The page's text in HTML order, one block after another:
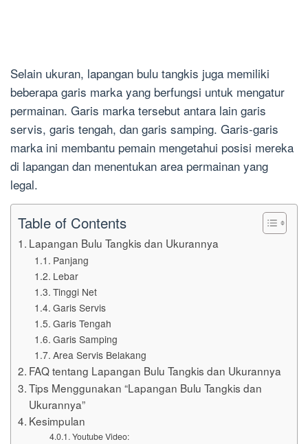
Selain ukuran, lapangan bulu tangkis juga memiliki
beberapa garis marka yang berfungsi untuk mengatur
permainan. Garis marka tersebut antara lain garis
servis, garis tengah, dan garis samping. Garis-garis
marka ini membantu pemain mengetahui posisi mereka
di lapangan dan menentukan area permainan yang
legal.
Table of Contents
Lapangan Bulu Tangkis dan Ukurannya
Panjang
Lebar
Tinggi Net
Garis Servis
Garis Tengah
Garis Samping
Area Servis Belakang
FAQ tentang Lapangan Bulu Tangkis dan Ukurannya
Tips Menggunakan “Lapangan Bulu Tangkis dan
Ukurannya”
Kesimpulan
Youtube Video: